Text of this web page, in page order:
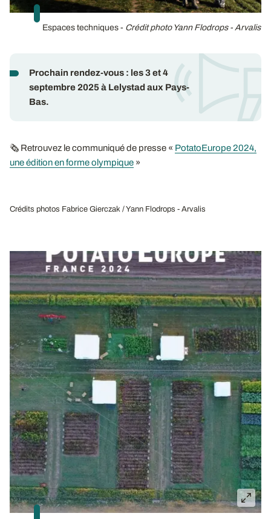
Espaces techniques - Crédit photo Yann Flodrops - Arvalis
Prochain rendez-vous : les 3 et 4
septembre 2025 à Lelystad aux Pays-
Bas.
🗞 Retrouvez le communiqué de presse « PotatoEurope 2024,
une édition en forme olympique »
Crédits photos Fabrice Gierczak / Yann Flodrops - Arvalis